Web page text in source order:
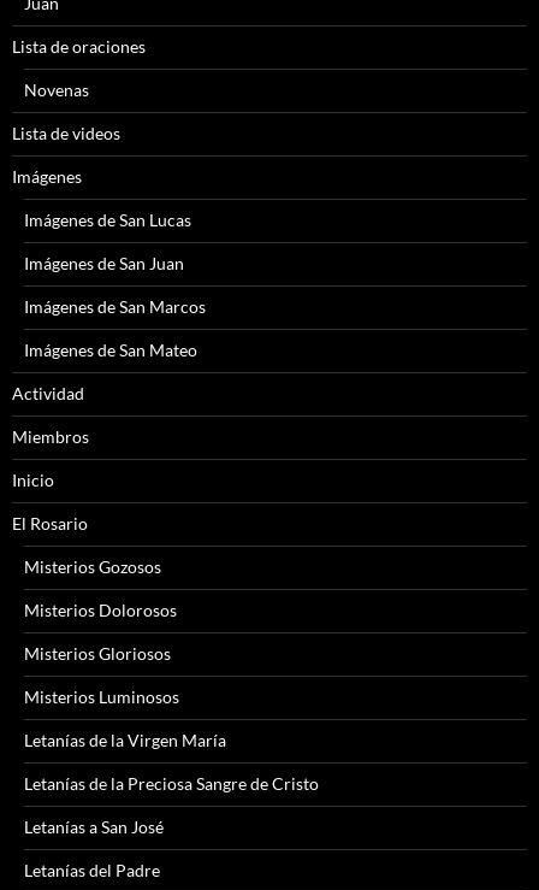
Lista de oraciones
Novenas
Lista de videos
Imágenes
Imágenes de San Lucas
Imágenes de San Juan
Imágenes de San Marcos
Imágenes de San Mateo
Actividad
Miembros
Inicio
El Rosario
Misterios Gozosos
Misterios Dolorosos
Misterios Gloriosos
Misterios Luminosos
Letanías de la Virgen María
Letanías de la Preciosa Sangre de Cristo
Letanías a San José
Letanías del Padre